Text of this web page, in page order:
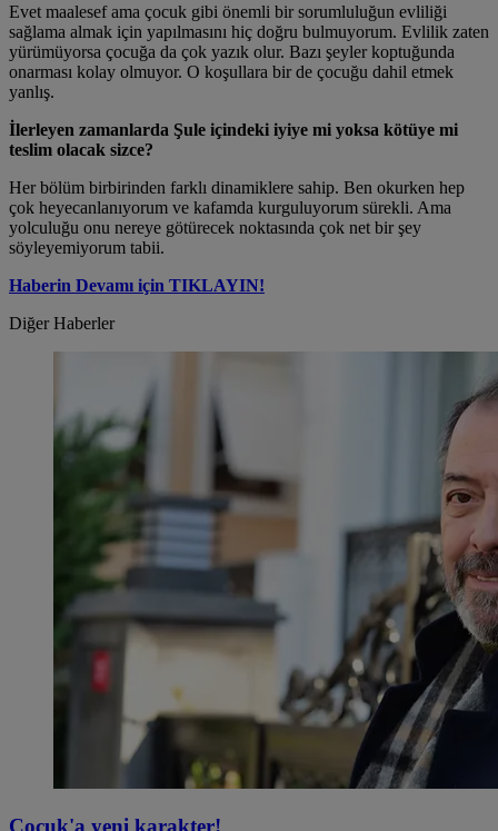
Evet maalesef ama çocuk gibi önemli bir sorumluluğun evliliği
sağlama almak için yapılmasını hiç doğru bulmuyorum. Evlilik zaten
yürümüyorsa çocuğa da çok yazık olur. Bazı şeyler koptuğunda
onarması kolay olmuyor. O koşullara bir de çocuğu dahil etmek
yanlış.
İlerleyen zamanlarda Şule içindeki iyiye mi yoksa kötüye mi
teslim olacak sizce?
Her bölüm birbirinden farklı dinamiklere sahip. Ben okurken hep
çok heyecanlanıyorum ve kafamda kurguluyorum sürekli. Ama
yolculuğu onu nereye götürecek noktasında çok net bir şey
söyleyemiyorum tabii.
Haberin Devamı için TIKLAYIN!
Diğer Haberler
Çocuk'a yeni karakter!